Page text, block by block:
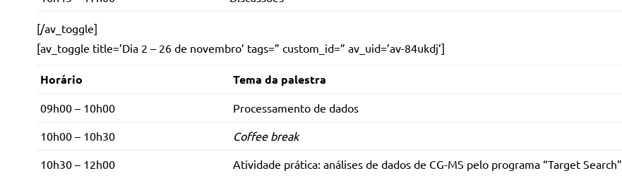
[/av_toggle]
[av_toggle title=’Dia 2 – 26 de novembro’ tags=” custom_id=” av_uid=’av-84ukdj’]
Horário Tema da palestra
09h00 – 10h00 Processamento de dados
10h00 – 10h30
Coffee break
10h30 – 12h00
Atividade prática: análises de dados de CG-MS pelo programa “Target Search”